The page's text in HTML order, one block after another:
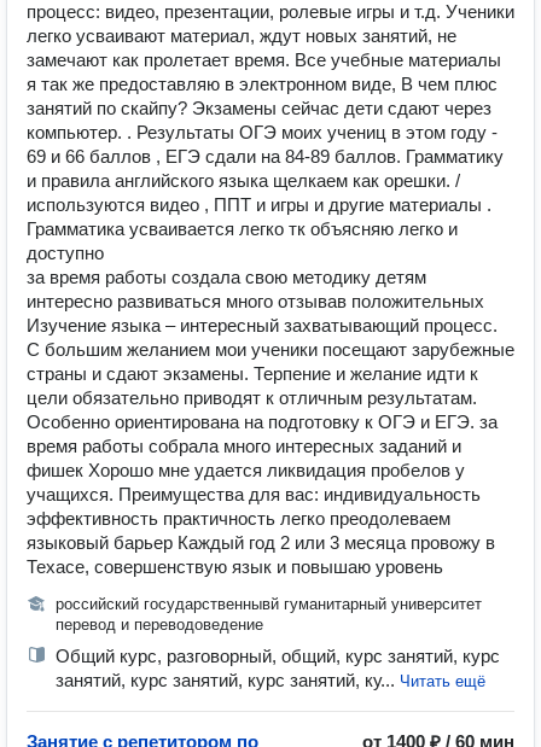
процесс: видео, презентации, ролевые игры и т.д. Ученики
легко усваивают материал, ждут новых занятий, не
замечают как пролетает время. Все учебные материалы
я так же предоставляю в электронном виде, В чем плюс
занятий по скайпу? Экзамены сейчас дети сдают через
компьютер. . Результаты ОГЭ моих учениц в этом году -
69 и 66 баллов , ЕГЭ сдали на 84-89 баллов. Грамматику
и правила английского языка щелкаем как орешки. /
используются видео , ППТ и игры и другие материалы .
Грамматика усваивается легко тк объясняю легко и
доступно
за время работы создала свою методику детям
интересно развиваться много отзывав положительных
Изучение языка – интересный захватывающий процесс.
С большим желанием мои ученики посещают зарубежные
страны и сдают экзамены. Терпение и желание идти к
цели обязательно приводят к отличным результатам.
Особенно ориентирована на подготовку к ОГЭ и ЕГЭ. за
время работы собрала много интересных заданий и
фишек Хорошо мне удается ликвидация пробелов у
учащихся. Преимущества для вас: индивидуальность
эффективность практичность легко преодолеваем
языковый барьер Каждый год 2 или 3 месяца провожу в
Техасе, совершенствую язык и повышаю уровень
российский государственнывй гуманитарный университет
перевод и переводоведение
Общий курс, разговорный, общий, курс занятий, курс
занятий, курс занятий, курс занятий, ку... Читать ещё
Занятие с репетитором по от 1400 ₽ / 60 мин